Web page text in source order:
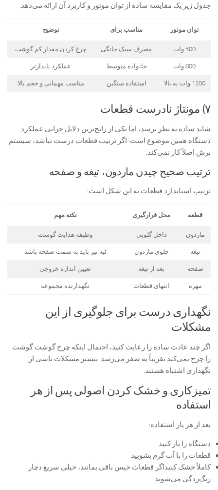
جدول زیر یک مقایسه ساده از توان موتور و کاربرد آن ارائه می‌دهد.
توان موتور مناسب برای توضیح
500 وات مصرف سبک خانگی چرخ کردن مقدار کم گوشت
800 وات خانواده متوسط عملکرد پایدارتر
1200 وات به بالا استفاده سنگین مناسب مهمانی و حجم بالا
۷) مونتاژ نادرست قطعات
شاید ساده به نظر برسد، اما یکی از رایج‌ترین دلایل خرابی عملکرد
دستگاه همین موضوع است. اگر ترتیب قطعات درست نباشد، سیستم
برش اصلاً کار نمی‌کند.
ترتیب صحیح چیدن ماردون، تیغه و صفحه
ترتیب استاندارد قطعات به این شکل است:
قطعه محل قرارگیری نکته مهم
ماردون داخل گلویی وظیفه هدایت گوشت
تیغه جلوی ماردون لبه تیز باید به سمت صفحه باشد
صفحه بعد از تیغه تعیین اندازه خروجی
مهره انتهای قطعات نگهدارنده مجموعه
نگهداری درست برای جلوگیری از این
مشکلات
اگر چند عادت ساده را رعایت کنید، احتمال اینکه چرخ گوشت گوشت
را چرخ نمی‌کند تقریباً به صفر می‌رسد. بیشتر مشکلات ناشی از
نگهداری اشتباه هستند.
تمیزکاری و خشک کردن اصولی پس از هر
استفاده
بعد از هر بار استفاده:
دستگاه را باز کنید
قطعات را با آب گرم بشویید
کاملاً خشک کنیداگر قطعات خیس باقی بمانند، خیلی سریع دچار
زنگ‌زدگی می‌شوند.